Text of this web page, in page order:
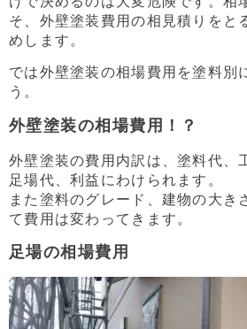
そ、外壁塗装費用の相見積りをと
めします。
では外壁塗装の相場費用を塗料別
う。
外壁塗装の相場費用！？
外壁塗装の費用内訳は、塗料代、
足場代、利益にわけられます。
また塗料のグレード、建物の大き
て費用は変わってきます。
足場の相場費用